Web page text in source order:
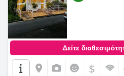
Δείτε
$